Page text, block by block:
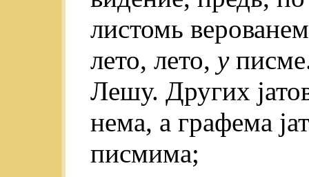
листомь
лето, лето, у
Лешу. Других
нема, а графема
писмима;